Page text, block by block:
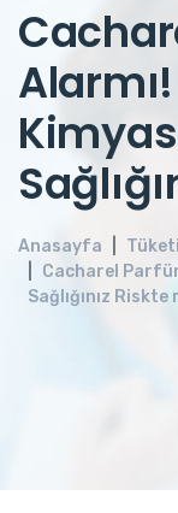
Anasayfa
Cacharel
Sağlığınız Riskte